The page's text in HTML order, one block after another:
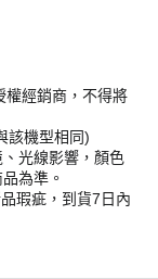
權經銷商，不得將
該機型相同)
光線影響，顏色
為準。
瑕疵，到貨7日內